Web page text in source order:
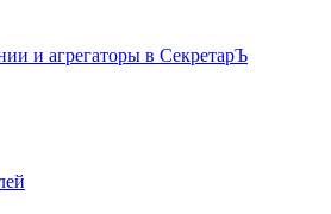
и агрегаторы в СекретарЪ